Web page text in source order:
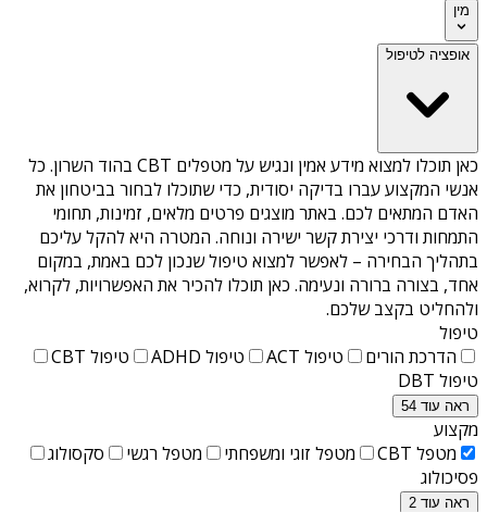
מין
אופציה לטיפול
כאן תוכלו למצוא מידע אמין ונגיש על מטפלים CBT בהוד השרון
. כל
אנשי המקצוע עברו בדיקה יסודית, כדי שתוכלו לבחור בביטחון את
האדם המתאים לכם. באתר מוצגים פרטים מלאים, זמינות, תחומי
התמחות ודרכי יצירת קשר ישירה ונוחה. המטרה היא להקל עליכם
בתהליך הבחירה – לאפשר למצוא טיפול שנכון לכם באמת, במקום
אחד, בצורה ברורה ונעימה. כאן תוכלו להכיר את האפשרויות, לקרוא,
ולהחליט בקצב שלכם.
טיפול
הדרכת הורים
טיפול ACT טיפול ADHD
טיפול CBT
טיפול DBT
ראה עוד 54
מקצוע
מטפל CBT
מטפל זוגי ומשפחתי מטפל רגשי
סקסולוג
פסיכולוג
ראה עוד 2